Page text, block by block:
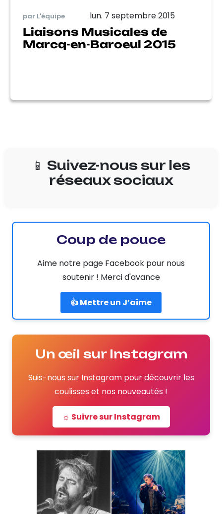
par L'équipe lun. 7 septembre 2015
Liaisons Musicales de
Marcq-en-Baroeul 2015
📱 Suivez-nous sur les
réseaux sociaux
Coup de pouce
Aime notre page Facebook pour nous
soutenir ! Merci d'avance
👍 Mettre un J’aime
Un œil sur Instagram
Suis-nous sur Instagram pour découvrir les
coulisses et nos nouveautés !
☼ Suivre sur Instagram